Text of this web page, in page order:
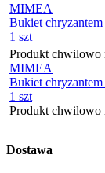
MIMEA
Bukiet
1 szt
Produkt chwilowo
MIMEA
Bukiet
1 szt
Produkt chwilowo
Dostawa